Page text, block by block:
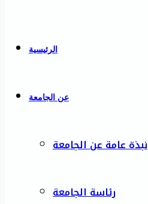
الرئيسية
عن الجامعة
نبذة عامة عن الجامعة
رئاسة الجامعة